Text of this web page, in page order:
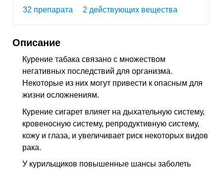
32 препарата 2 действующих вещества
Описание
Курение табака связано с множеством
негативных последствий для организма.
Некоторые из них могут привести к опасным для
жизни осложнениям.
Курение сигарет влияет на дыхательную систему,
кровеносную систему, репродуктивную систему,
кожу и глаза, и увеличивает риск некоторых видов
рака.
У курильщиков повышенные шансы заболеть